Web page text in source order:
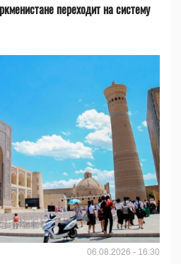
переходит на систему
06.08.2026 - 16:30